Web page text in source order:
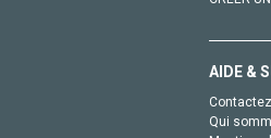
AIDE &
Qui